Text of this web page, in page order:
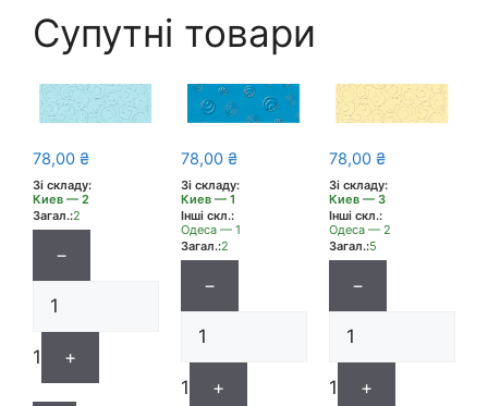
Супутні товари
78,00 ₴
Зі складу:
Киев — 2
Загал.:2
−
1 +
78,00 ₴
Зі складу:
Киев — 1
Інші скл.:
Одеса — 1
Загал.:2
−
1 +
78,00 ₴
Зі складу:
Киев — 3
Інші скл.:
Одеса — 2
Загал.:5
−
1 +